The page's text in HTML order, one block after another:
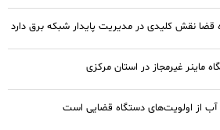
قضا نقش کلیدی در مدیریت پایدار شبکه برق دارد
آب از اولویت‌های دستگاه قضایی است